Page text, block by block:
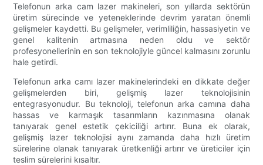
Telefonun arka cam lazer makineleri, son yıllarda sektörün
üretim sürecinde ve yeteneklerinde devrim yaratan önemli
gelişmeler kaydetti. Bu gelişmeler, verimliliğin, hassasiyetin ve
genel kalitenin artmasına neden oldu ve sektör
profesyonellerinin en son teknolojiyle güncel kalmasını zorunlu
hale getirdi.
Telefonun arka camı lazer makinelerindeki en dikkate değer
gelişmelerden biri, gelişmiş lazer teknolojisinin
entegrasyonudur. Bu teknoloji, telefonun arka camına daha
hassas ve karmaşık tasarımların kazınmasına olanak
tanıyarak genel estetik çekiciliği artırır. Buna ek olarak,
gelişmiş lazer teknolojisi aynı zamanda daha hızlı üretim
sürelerine olanak tanıyarak üretkenliği artırır ve üreticiler için
teslim sürelerini kısaltır.